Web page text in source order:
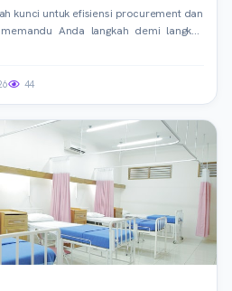
kunci untuk efisiensi procurement dan
Anda langkah demi langkah
operasional Anda sekarang.
44